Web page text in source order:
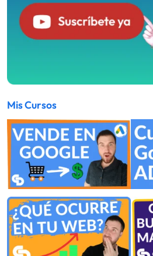
Mis Cursos